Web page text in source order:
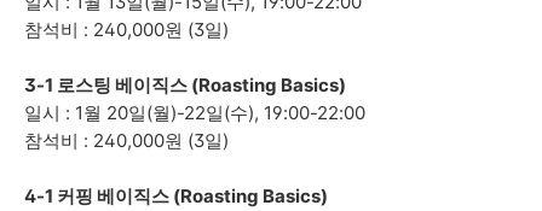
참석비 : 240,000원 (3일)
3-1 로스팅 베이직스 (Roasting Basics)
일시 : 1월 20일(월)-22일(수), 19:00-22:00
참석비 : 240,000원 (3일)
4-1 커핑 베이직스 (Roasting Basics)